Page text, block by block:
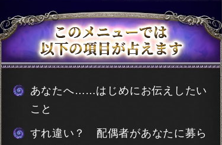
あなたへ……はじめにお伝えしたい
こと
すれ違い？ 配偶者があなたに募ら